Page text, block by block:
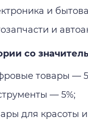
и
и
со
товары —
— 5%;
для красоты